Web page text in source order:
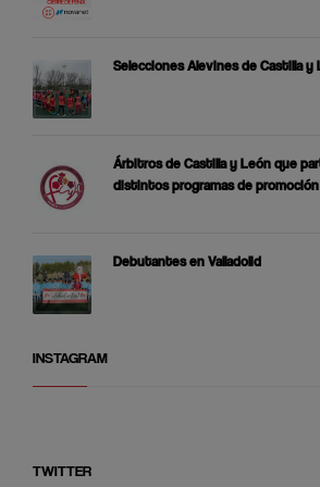
Selecciones Alevines de Castilla y
Árbitros de Castilla y León que
distintos programas de promoción
Debutantes en Valladolid
INSTAGRAM
TWITTER